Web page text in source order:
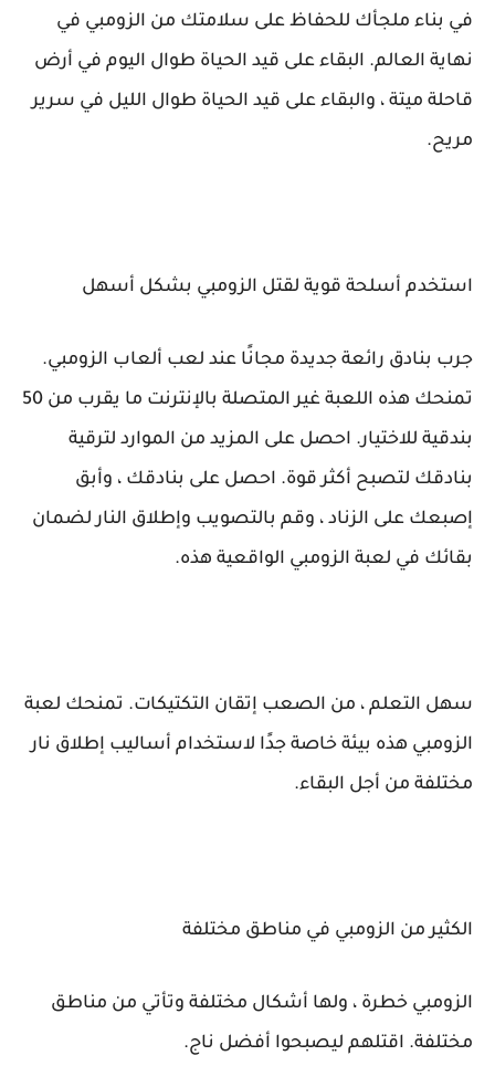
في بناء ملجأك للحفاظ على سلامتك من الزومبي في
نهاية العالم. البقاء على قيد الحياة طوال اليوم في أرض
قاحلة ميتة ، والبقاء على قيد الحياة طوال الليل في سرير
مريح.
استخدم أسلحة قوية لقتل الزومبي بشكل أسهل
جرب بنادق رائعة جديدة مجانًا عند لعب ألعاب الزومبي.
تمنحك هذه اللعبة غير المتصلة بالإنترنت ما يقرب من 50
بندقية للاختيار. احصل على المزيد من الموارد لترقية
بنادقك لتصبح أكثر قوة. احصل على بنادقك ، وأبق
إصبعك على الزناد ، وقم بالتصويب وإطلاق النار لضمان
بقائك في لعبة الزومبي الواقعية هذه.
سهل التعلم ، من الصعب إتقان التكتيكات. تمنحك لعبة
الزومبي هذه بيئة خاصة جدًا لاستخدام أساليب إطلاق نار
مختلفة من أجل البقاء.
الكثير من الزومبي في مناطق مختلفة
الزومبي خطرة ، ولها أشكال مختلفة وتأتي من مناطق
مختلفة. اقتلهم ليصبحوا أفضل ناج.